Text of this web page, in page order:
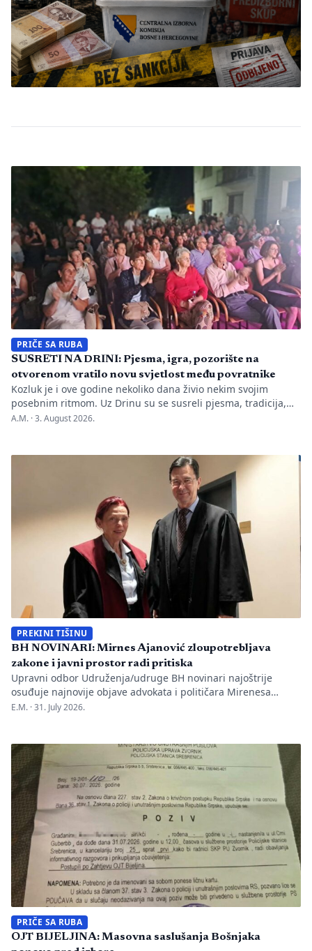
PRIČE SA RUBA
SUSRETI NA DRINI: Pjesma, igra, pozorište na
otvorenom vratilo novu svjetlost među povratnike
Kozluk je i ove godine nekoliko dana živio nekim svojim
posebnim ritmom. Uz Drinu su se susreli pjesma, tradicija,
gluma i ljudi, a „Susreti na Drini ’26“ još jednom su pokazali
se tih dana nije samo […]
A.M. ·3. August 2026.
PREKINI TIŠINU
BH NOVINARI: Mirnes Ajanović zloupotrebljava
zakone i javni prostor radi pritiska
Upravni odbor Udruženja/udruge BH novinari najoštrije
osuđuje najnovije objave advokata i političara Mirenesa
Ajanovića i kontinuiranu kampanju javnog targetiranja,
Novinara Marka Divkovića i generalnu tajnicu Borku Rudić.
Nakon ranije podnesenih krivičnih prijava i tužbi za klevetu
protiv Anise Mahmutović i odgovornih osoba […]
E.M. ·31. July 2026.
PRIČE SA RUBA
OJT BIJELJINA: Masovna saslušanja Bošnjaka